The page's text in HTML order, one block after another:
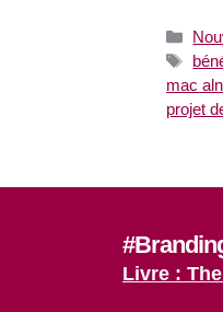
mac
projet
Livre :